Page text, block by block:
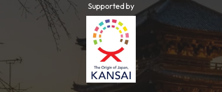
Supported by